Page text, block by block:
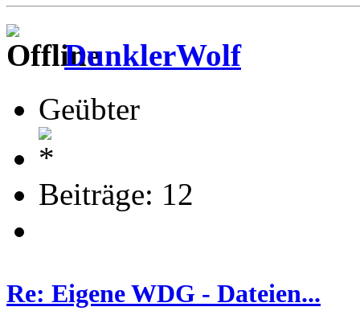
DunklerWolf
Geübter
Beiträge: 12
Re: Eigene WDG - Dateien...